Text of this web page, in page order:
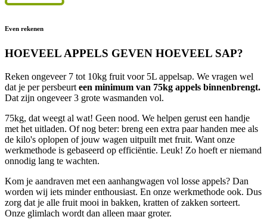
Even rekenen
HOEVEEL APPELS GEVEN HOEVEEL SAP?
Reken ongeveer 7 tot 10kg fruit voor 5L appelsap. We vragen wel
dat je per persbeurt een minimum van 75kg appels binnenbrengt.
Dat zijn ongeveer 3 grote wasmanden vol.
75kg, dat weegt al wat! Geen nood. We helpen gerust een handje
met het uitladen. Of nog beter: breng een extra paar handen mee als
de kilo's oplopen of jouw wagen uitpuilt met fruit. Want onze
werkmethode is gebaseerd op efficiëntie. Leuk! Zo hoeft er niemand
onnodig lang te wachten.
Kom je aandraven met een aanhangwagen vol losse appels? Dan
worden wij iets minder enthousiast. En onze werkmethode ook. Dus
zorg dat je alle fruit mooi in bakken, kratten of zakken sorteert.
Onze glimlach wordt dan alleen maar groter.